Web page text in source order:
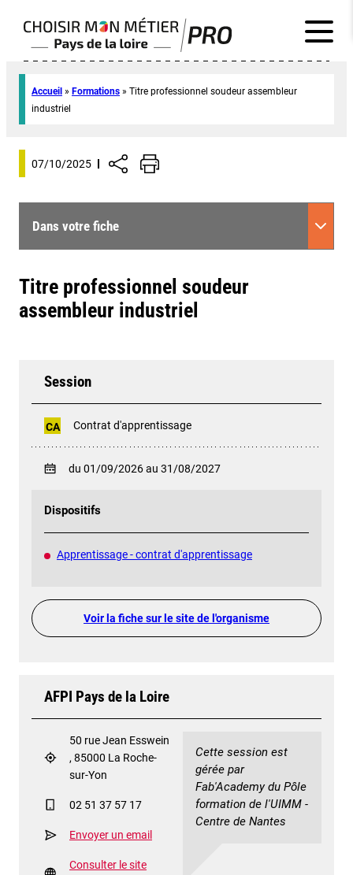
Accueil » Formations » Titre professionnel soudeur assembleur
industriel
07/10/2025
Dans votre fiche
Titre professionnel soudeur
assembleur industriel
Session
CA Contrat d'apprentissage
du 01/09/2026 au 31/08/2027
Dispositifs
Apprentissage - contrat d'apprentissage
Voir la fiche sur le site de l'organisme
AFPI Pays de la Loire
50 rue Jean Esswein
, 85000 La Roche-
sur-Yon
02 51 37 57 17
Envoyer un email
Consulter le site
Cette session est
gérée par
Fab'Academy du Pôle
formation de l'UIMM -
Centre de Nantes